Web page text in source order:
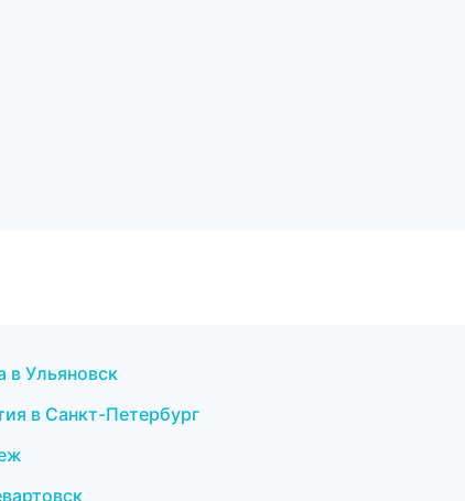
в Ульяновск
в Санкт-Петербург